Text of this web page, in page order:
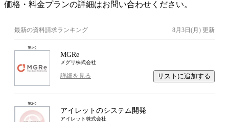
価格・料金プランの詳細はお問い合わせください。
最新の資料請求ランキング 8月3日(月) 更新
第1位
MGRe
メグリ株式会社
詳細を見る リストに追加する
第2位
アイレットのシステム開発
アイレット株式会社